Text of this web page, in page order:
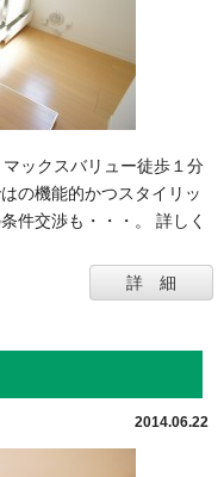
ックスバリュー徒歩１分
の機能的かつスタイリッ
件交渉も・・・。 詳しく
詳 細
2014.06.22